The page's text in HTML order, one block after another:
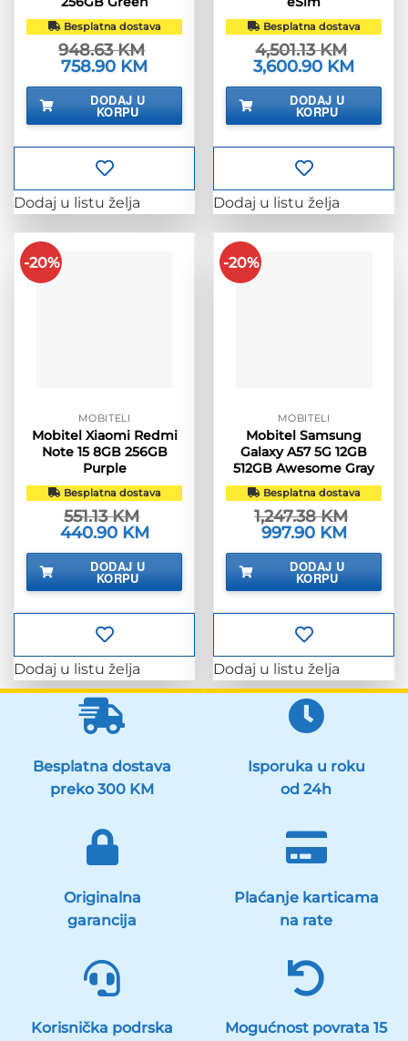
Besplatna dostava
948.63KM
Izvorna
cijena
bila
948.63 KM.
758.90 KM
je:
DODAJ U
KORPU
Dodaj u listu želja
Besplatna dostava
4,501.13KM
Izvorna
cijena
bila
4,501.13 KM.
3,600.90 KM
je:
DODAJ U
KORPU
Dodaj u listu želja
-20%
MOBITELI
Mobitel Xiaomi Redmi
Note 15 8GB 256GB
Purple
Besplatna dostava
551.13KM
Izvorna
cijena
bila
551.13 KM.
440.90 KM
je:
DODAJ U
KORPU
Dodaj u listu želja
-20%
MOBITELI
Mobitel Samsung
Galaxy A57 5G 12GB
512GB Awesome Gray
Besplatna dostava
1,247.38KM
Izvorna
cijena
bila
1,247.38 KM.
997.90 KM
je:
DODAJ U
KORPU
Dodaj u listu želja
Besplatna dostava
preko 300 KM
Isporuka u roku
od 24h
Originalna
garancija
Plaćanje karticama
na rate
Korisnička podrska
Mogućnost povrata 15